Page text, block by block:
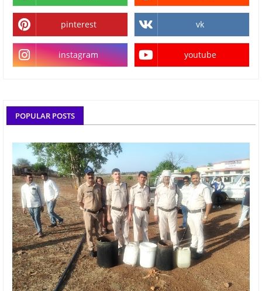
pinterest vk
instagram youtube
POPULAR POSTS